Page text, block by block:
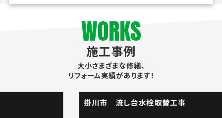
WORKS
施工事例
大小さまざまな修繕、
リフォーム実績があります！
掛川市 流し台水栓取替工事